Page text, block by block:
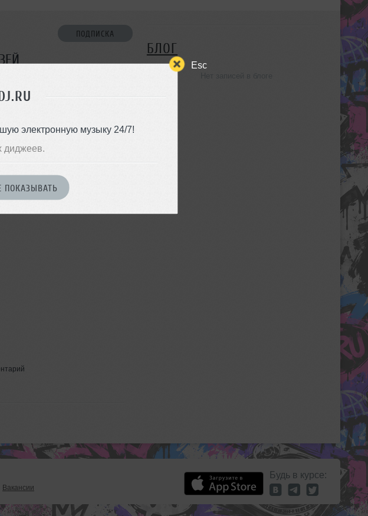
Esc
электронную музыку 24/7!
диджеев.
ПОКАЗЫВАТЬ
ПОДПИСКА
БЛОГ
Вакансии
Будь в курсе: